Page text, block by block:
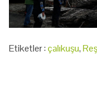
Etiketler :çalıkuşu,